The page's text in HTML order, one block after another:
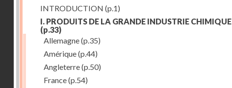
INTRODUCTION (p.1)
I. PRODUITS DE LA GRANDE INDUSTRIE CHIMIQUE
(p.33)
Allemagne(p.35)
Amérique(p.44)
Angleterre(p.50)
France(p.54)